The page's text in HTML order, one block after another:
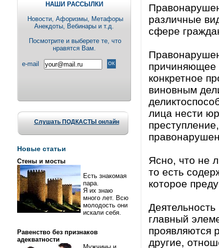
НАШИ РАССЫЛКИ
Новости, Aфоризмы, Метафоры
Анекдоты, Вебинары и т.д.
Посмотрите и выберете те, что
нравятся Вам.
e-mail
Слушать ПОДКАСТЫ онлайн
Новые статьи
Стены и мосты
Есть знакомая
пара.
Я их знаю
много лет. Всю
молодость они
искали себя.
Равенство без признаков
адекватности
различные
сфере
причиняющее
конкретное
виновным
лица нести
Ясно, что не
то есть
которое
Деятельность
главный
проявляются
другие,